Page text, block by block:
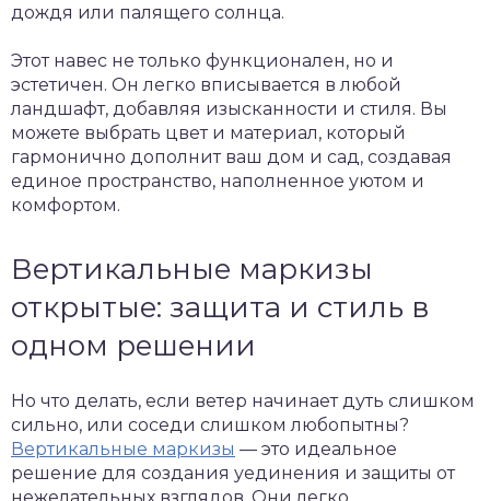
дождя или палящего солнца.
Этот навес не только функционален, но и
эстетичен. Он легко вписывается в любой
ландшафт, добавляя изысканности и стиля. Вы
можете выбрать цвет и материал, который
гармонично дополнит ваш дом и сад, создавая
единое пространство, наполненное уютом и
комфортом.
Вертикальные маркизы
открытые: защита и стиль в
одном решении
Но что делать, если ветер начинает дуть слишком
сильно, или соседи слишком любопытны?
Вертикальные маркизы — это идеальное
решение для создания уединения и защиты от